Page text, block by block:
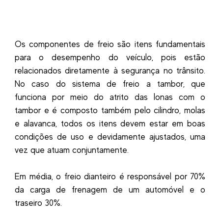
Os componentes de freio são itens fundamentais
para o desempenho do veículo, pois estão
relacionados diretamente à segurança no trânsito.
No caso do sistema de freio a tambor, que
funciona por meio do atrito das lonas com o
tambor e é composto também pelo cilindro, molas
e alavanca, todos os itens devem estar em boas
condições de uso e devidamente ajustados, uma
vez que atuam conjuntamente.
Em média, o freio dianteiro é responsável por 70%
da carga de frenagem de um automóvel e o
traseiro 30%.